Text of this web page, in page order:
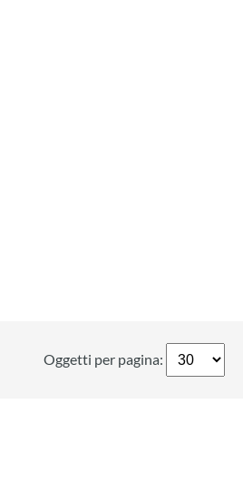
Oggetti per pagina: